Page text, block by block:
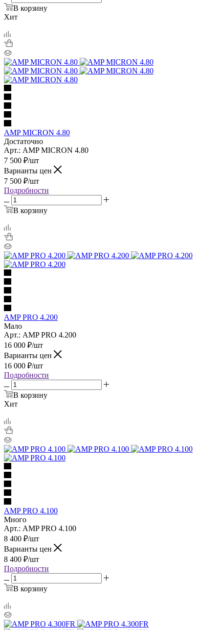
В корзину
Хит
AMP MICRON 4.80
Достаточно
Арт.: AMP MICRON 4.80
7 500 ₽/шт
Варианты цен
7 500 ₽/шт
Подробности
В корзину
AMP PRO 4.200
Мало
Арт.: AMP PRO 4.200
16 000 ₽/шт
Варианты цен
16 000 ₽/шт
Подробности
В корзину
Хит
AMP PRO 4.100
Много
Арт.: AMP PRO 4.100
8 400 ₽/шт
Варианты цен
8 400 ₽/шт
Подробности
В корзину